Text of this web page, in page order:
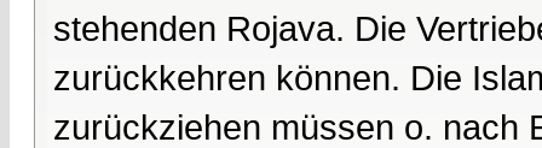
stehenden Rojava. Die
zurückkehren können. Die
zurückziehen müssen o. nach